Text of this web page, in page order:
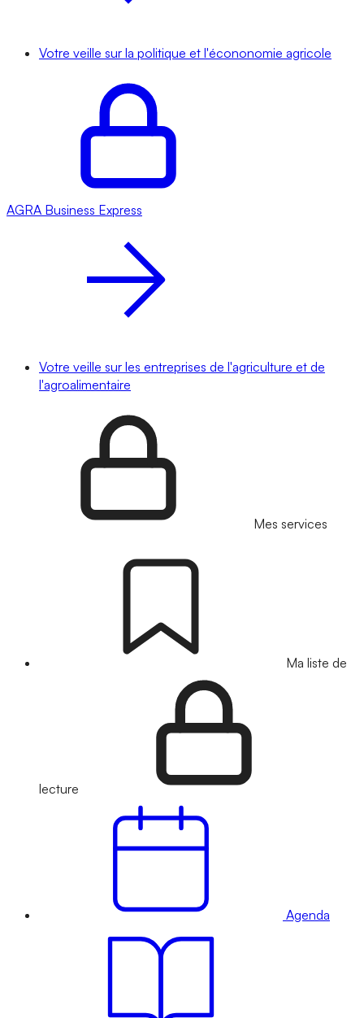
Votre veille sur la politique et l'écononomie agricole
AGRA Business Express
Votre veille sur les entreprises de l'agriculture et de
l'agroalimentaire
Mes services
Ma liste de
lecture
Agenda